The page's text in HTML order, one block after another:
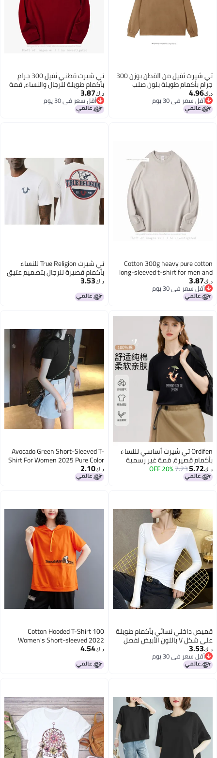
تي شيرت ثقيل من القطن بوزن 300
جرام بأكمام طويلة بلون صلب
فضفاض تي شيرت أبيض داخلي
سميك للرجال والنساء
د.ك‏4.96
أقل سعر في 30 يوم
أقل سعر في 30 يوم
تي شيرت قطني ثقيل 300 جرام
بأكمام طويلة للرجال والنساء، قمة
بيضاء نقية فضفاضة مع قميص
داخلي سميك
د.ك‏3.87
أقل سعر في 30 يوم
أقل سعر في 30 يوم
Cotton 300g heavy pure cotton
long-sleeved t-shirt for men and
women, pure white loose top with
thick undershirt
د.ك‏3.87
أقل سعر في 30 يوم
أقل سعر في 30 يوم
تي شيرت True Religion للنساء
بأكمام قصيرة للرجال بتصميم عتيق
غير رسمي
د.ك‏3.53
Ordifen تي شيرت أساسي للنساء
بأكمام قصيرة، قمة غير رسمية
متعددة الاستخدامات صديقة
للبشرة للنساء
د.ك‏5.72
7.23
20% OFF
Avocado Green Short-Sleeved T-
Shirt For Women 2025 Pure Color
Korean Style Slim Matcha Green
Tight Top
د.ك‏2.10
قميص داخلي نسائي بأكمام طويلة
على شكل V باللون الأبيض لفصل
الخريف والشتاء، تصميم نحيف مع
غطاء للبطن وياقة على شكل قلب
دجاج، أسلوب جديد 2025
د.ك‏3.53
أقل سعر في 30 يوم
أقل سعر في 30 يوم
100 Cotton Hooded T-Shirt
Women's Short-sleeved 2022
Summer Age-reducing Slimming
Half-sleeved Loose Korean
Sweater Women's Trendy
د.ك‏4.54